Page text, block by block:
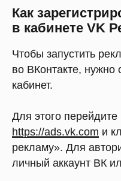
Как
в кабинете VK
Чтобы запустить
во ВКонтакте, нужно
кабинет.
Для этого
https://ads.vk.com и
рекламу». Для
личный аккаунт ВК